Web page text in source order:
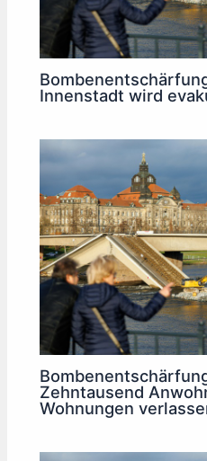
Innenstadt wird
Zehntausend
Wohnungen